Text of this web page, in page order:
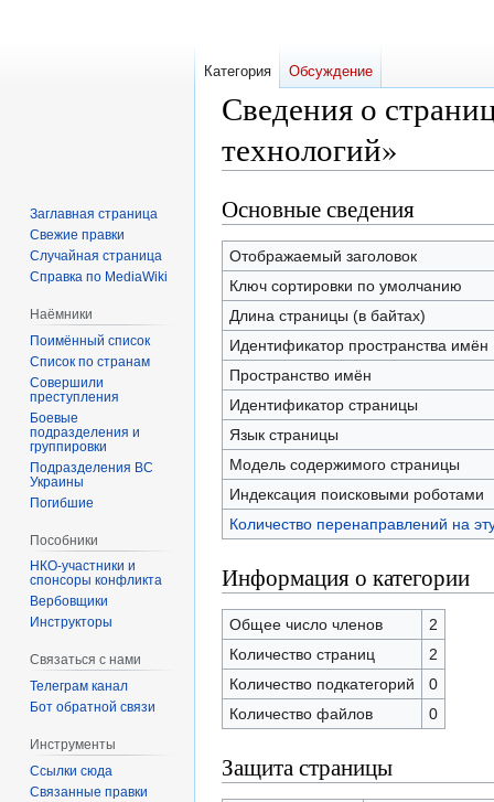
Сведения о
технологий»
Перейти
к
навигации
Перейти
к
поиску
Основные сведения
Отображаемый заголовок
Ключ сортировки по умолчанию
Длина страницы (в байтах)
Идентификатор пространства имён
Пространство имён
Идентификатор страницы
Язык страницы
Модель содержимого страницы
Индексация поисковыми роботами
Количество перенаправлений на
Информация о категории
Общее число членов
2
Количество страниц
2
Количество подкатегорий
0
Количество файлов
0
Защита страницы
Категория Обсуждение
Заглавная страница
Свежие правки
Случайная страница
Справка по MediaWiki
Наёмники
Поимённый список
Список по странам
Совершили
преступления
Боевые
подразделения и
группировки
Подразделения ВС
Украины
Погибшие
Пособники
спонсоры конфликта
‏‎Вербовщики
Инструкторы
Связаться с нами
Телеграм канал
Бот обратной связи
Инструменты
Ссылки сюда
Связанные правки